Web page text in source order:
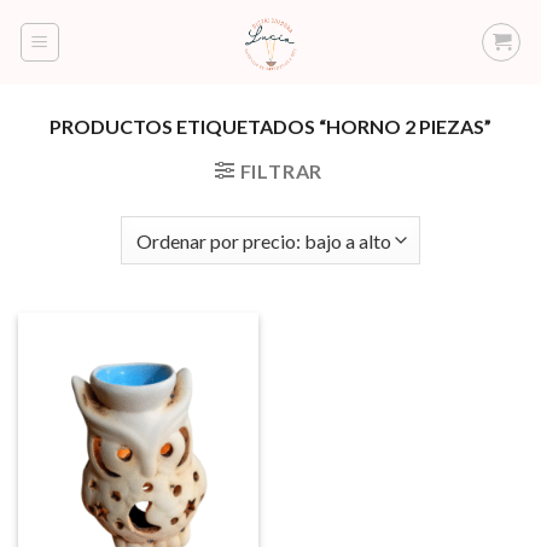
PRODUCTOS ETIQUETADOS “HORNO 2 PIEZAS”
FILTRAR